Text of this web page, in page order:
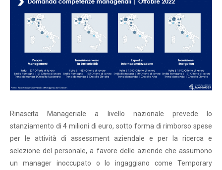
Rinascita Manageriale a livello nazionale prevede lo
stanziamento di 4 milioni di euro, sotto forma di rimborso spese
per le attività di assessment aziendale e per la ricerca e
selezione del personale, a favore delle aziende che assumono
un manager inoccupato o lo ingaggiano come Temporary